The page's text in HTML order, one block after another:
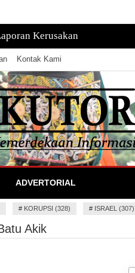
Kerusakan
Kontak Kami
ADVERTORIAL
# KORUPSI (328) # ISRAEL (307)
Akik